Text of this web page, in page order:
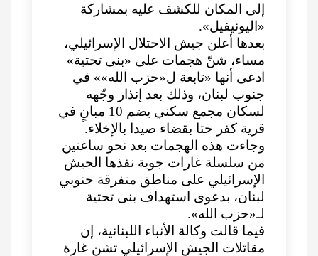
إلى المكان للكشف عليه بمشاركة
«اليونيفيل».
بعدها أعلن جيش الاحتلال الإسرائيلي،
مساء، شنّ هجمات على «بنى تحتية»
ادعى أنها «تابعة ل«حزب الله»» في
جنوب لبنان، وذلك بعد إنذار وجّهه
لسكان مجمع سكني يضم 10 مبانٍ في
قرية كفر حتا بقضاء صيدا بالإخلاء.
وجاءت هذه الهجمات بعد نحو ساعتين
من سلسلة غارات جوية نفذها الجيش
الإسرائيلي على مناطق متفرقة جنوبي
لبنان، بدعوى استهداف بنى تحتية
لـ«حزب الله».
فيما قالت وكالة الأنباء اللبنانية، إن
مقاتلات الجيش الإسرائيلي تشن غارة